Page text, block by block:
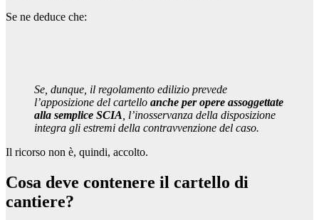
Se ne deduce che:
Se, dunque, il regolamento edilizio prevede
l’apposizione del cartello anche per opere assoggettate
alla semplice SCIA
, l’inosservanza della disposizione
integra gli estremi della contravvenzione del caso.
Il ricorso non è, quindi, accolto.
Cosa deve contenere il cartello di
cantiere?